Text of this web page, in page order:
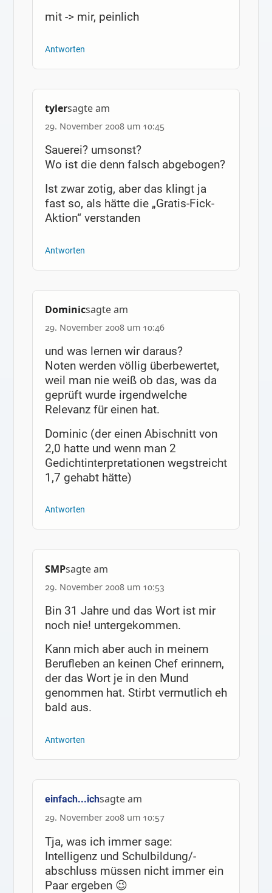
mit -> mir, peinlich
Antworten
tylersagte am
29. November 2008 um 10:45
Sauerei? umsonst?
Wo ist die denn falsch abgebogen?
Ist zwar zotig, aber das klingt ja
fast so, als hätte die „Gratis-Fick-
Aktion“ verstanden
Antworten
Dominicsagte am
29. November 2008 um 10:46
und was lernen wir daraus?
Noten werden völlig überbewertet,
weil man nie weiß ob das, was da
geprüft wurde irgendwelche
Relevanz für einen hat.
Dominic (der einen Abischnitt von
2,0 hatte und wenn man 2
Gedichtinterpretationen wegstreicht
1,7 gehabt hätte)
Antworten
SMPsagte am
29. November 2008 um 10:53
Bin 31 Jahre und das Wort ist mir
noch nie! untergekommen.
Kann mich aber auch in meinem
Berufleben an keinen Chef erinnern,
der das Wort je in den Mund
genommen hat. Stirbt vermutlich eh
bald aus.
Antworten
einfach...ichsagte am
29. November 2008 um 10:57
Tja, was ich immer sage:
Intelligenz und Schulbildung/-
abschluss müssen nicht immer ein
Paar ergeben 😉